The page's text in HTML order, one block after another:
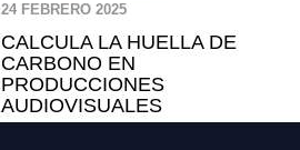
24 FEBRERO 2025
CALCULA LA HUELLA DE
CARBONO EN
PRODUCCIONES
AUDIOVISUALES